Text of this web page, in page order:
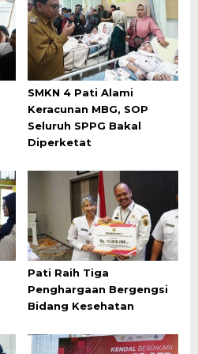
SMKN 4 Pati Alami
Keracunan MBG, SOP
Seluruh SPPG Bakal
Diperketat
Pati Raih Tiga
Penghargaan Bergengsi
Bidang Kesehatan